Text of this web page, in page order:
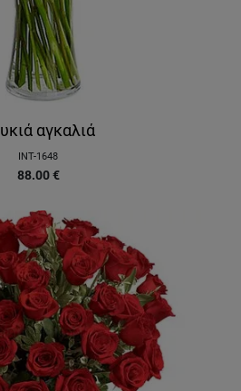
αγκαλιά
INT-1648
88.00 €